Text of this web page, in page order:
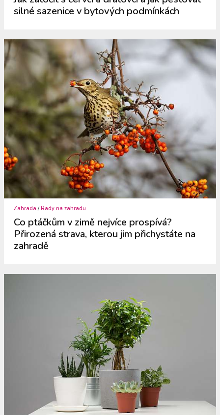
silné sazenice v bytových podmínkách
Zahrada / Rady na zahradu
Co ptáčkům v zimě nejvíce prospívá?
Přirozená strava, kterou jim přichystáte na
zahradě